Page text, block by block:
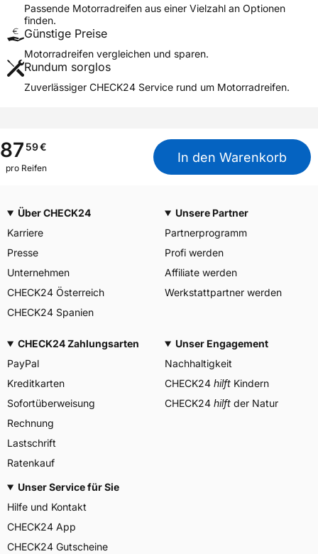
Modellname
STARCROSS 6 MEDIUM
Reifenposition
Motorradtyp
Motocross
Weitere Eigenschaften
M+S
Nein
M/C
Allgemeine Produktsicherheit (GPSR)
Herstellerkontakt
MANUFACTURE FRANCAISE
DES PNEUMATIQUES
MICHELIN, place des
Clermont-Ferrand Frankreich,
Passende Motorradreifen aus einer Vielzahl an Optionen
finden.
Günstige Preise
Motorradreifen vergleichen und sparen.
Rundum sorglos
Zuverlässiger CHECK24 Service rund um Motorradreifen.
8759€
pro Reifen
In den Warenkorb
Über CHECK24
Karriere
Presse
Unternehmen
CHECK24 Österreich
CHECK24 Spanien
Unsere Partner
Partnerprogramm
Profi werden
Affiliate werden
Werkstattpartner werden
CHECK24 Zahlungsarten
PayPal
Kreditkarten
Sofortüberweisung
Rechnung
Lastschrift
Ratenkauf
Unser Engagement
Nachhaltigkeit
CHECK24 hilft Kindern
CHECK24 hilft der Natur
Unser Service für Sie
Hilfe und Kontakt
CHECK24 App
CHECK24 Gutscheine